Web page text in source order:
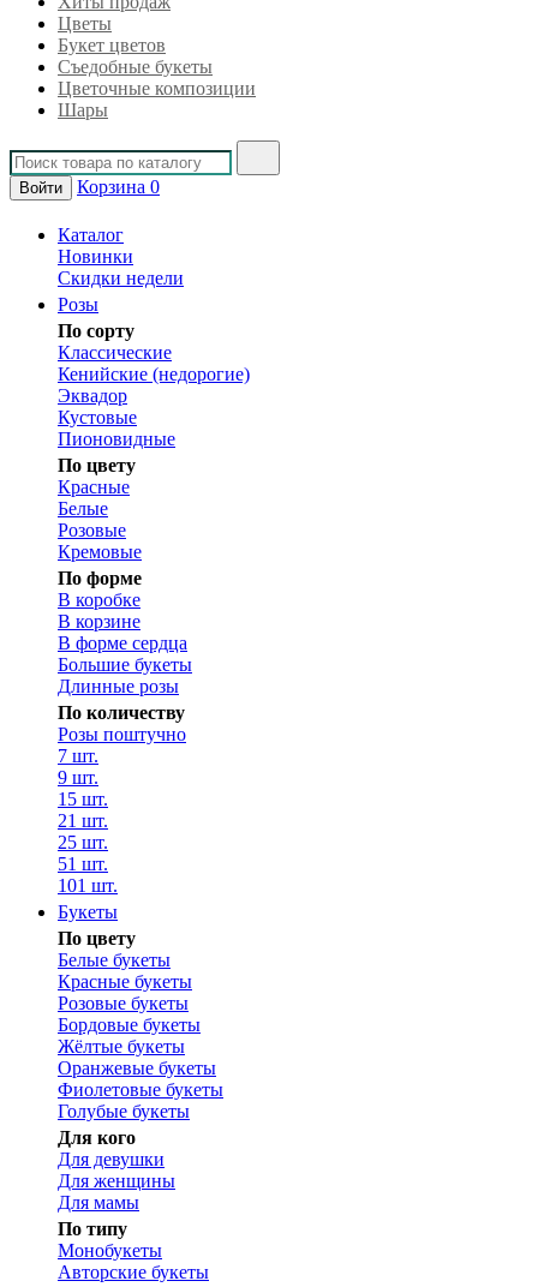
Цветы
Букет цветов
Съедобные букеты
Цветочные композиции
Шары
Войти Корзина 0
Каталог
Новинки
Скидки недели
Розы
По сорту
Классические
Кенийские (недорогие)
Эквадор
Кустовые
Пионовидные
По цвету
Красные
Белые
Розовые
Кремовые
По форме
В коробке
В корзине
В форме сердца
Большие букеты
Длинные розы
По количеству
Розы поштучно
7 шт.
9 шт.
15 шт.
21 шт.
25 шт.
51 шт.
101 шт.
Букеты
По цвету
Белые букеты
Красные букеты
Розовые букеты
Бордовые букеты
Жёлтые букеты
Оранжевые букеты
Фиолетовые букеты
Голубые букеты
Для кого
Для девушки
Для женщины
Для мамы
По типу
Монобукеты
Авторские букеты